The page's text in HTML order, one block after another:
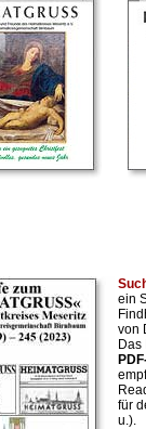
ein
von
für
u.).